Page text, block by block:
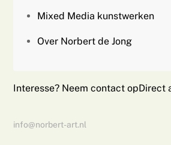
Mixed Media kunstwerken
Over Norbert de Jong
Interesse? Neem contact opDirect
info@norbert-art.nl